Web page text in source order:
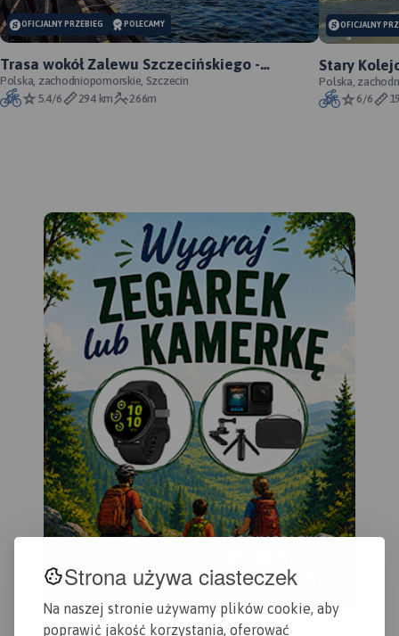
Strona używa ciasteczek
Na naszej stronie używamy plików cookie, aby
poprawić jakość korzystania, oferować
OFICJALNY PRZEBIEG POLECAMY
Trasa wokół Zalewu Szczecińskiego -
oficjalny przebieg szlaku
Polska, zachodniopomorskie, Szczecin
5.4/6
294 km 266m
OFICJALNY
Stary
szlaku
Polska,
6/6